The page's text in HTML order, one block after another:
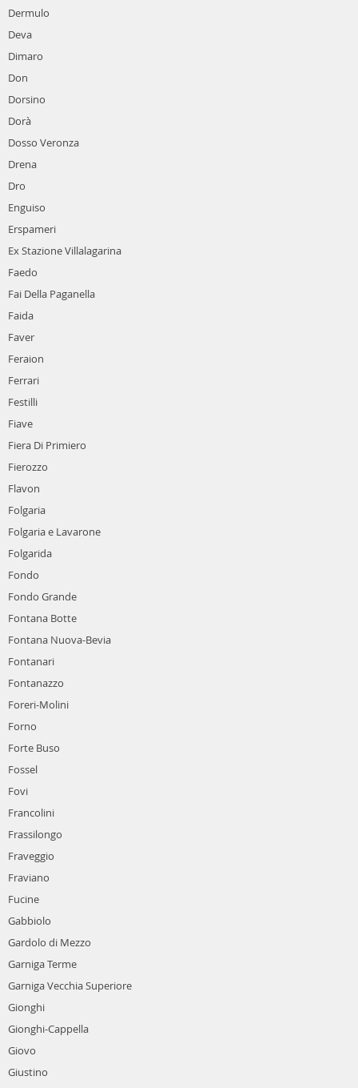
Dermulo
Deva
Dimaro
Don
Dorsino
Dorà
Dosso Veronza
Drena
Dro
Enguiso
Erspameri
Ex Stazione Villalagarina
Faedo
Fai Della Paganella
Faida
Faver
Feraion
Ferrari
Festilli
Fiave
Fiera Di Primiero
Fierozzo
Flavon
Folgaria
Folgaria e Lavarone
Folgarida
Fondo
Fondo Grande
Fontana Botte
Fontana Nuova-Bevia
Fontanari
Fontanazzo
Foreri-Molini
Forno
Forte Buso
Fossel
Fovi
Francolini
Frassilongo
Fraveggio
Fraviano
Fucine
Gabbiolo
Gardolo di Mezzo
Garniga Terme
Garniga Vecchia Superiore
Gionghi
Gionghi-Cappella
Giovo
Giustino